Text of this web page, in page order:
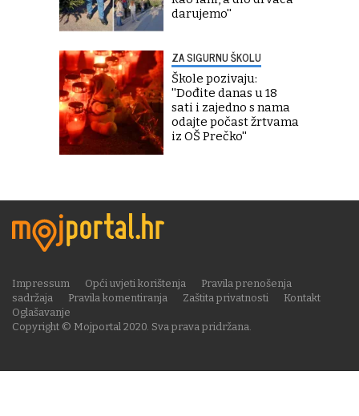
darujemo''
ZA SIGURNU ŠKOLU
Škole pozivaju:
''Dođite danas u 18
sati i zajedno s nama
odajte počast žrtvama
iz OŠ Prečko''
Copyright © Mojportal 2020. Sva prava pridržana.
Impressum Opći uvjeti korištenja
Pravila prenošenja
sadržaja
Pravila komentiranja Zaštita privatnosti
Kontakt
Oglašavanje